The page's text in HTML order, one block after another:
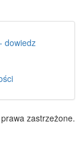
dowiedz
zastrzeżone.